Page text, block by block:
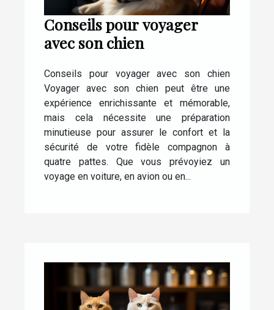
Conseils pour voyager
avec son chien
Conseils pour voyager avec son chien
Voyager avec son chien peut être une
expérience enrichissante et mémorable,
mais cela nécessite une préparation
minutieuse pour assurer le confort et la
sécurité de votre fidèle compagnon à
quatre pattes. Que vous prévoyiez un
voyage en voiture, en avion ou en...